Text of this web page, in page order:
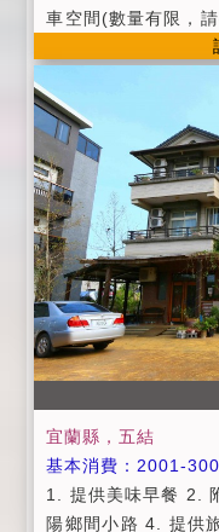
旅客住宿日當日取
於住宿日前1日內取
旅客於住宿日前2-3
0%。 旅客於住宿日
金額60%。 旅客於
付訂金金額50%。
扣房價預付訂金金
4日)取消訂房扣房
年，以一次為限)如
無法前來，經主管
(或可延期半年以一
致無法離開，滯留本
車空間(數量有限，
天陽台、景觀交誼
~PM10:00來電訂房
內預付房價五成之訂
成後,即完 成訂房手
當日下午15:00以後;
入住時請記得出示您
時,也請您將住宿費
房型人數進住,如需
境,室內禁菸(包含浴
寵物。 。為維護住
互尊重住宿空間上的
品請自行保管;如有
壞或攜出屋內用品
照價賠償。 。客廳
過後請降低音量,並
提供烤肉。 。入住人
宜蘭縣，五結
基本消費：2001-
1. 提供美味早餐 2.
陽鄉間小路 4. 提供